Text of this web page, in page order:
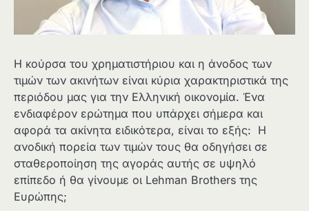
H κούρσα του χρηματιστήριου και η άνοδος των
τιμών των ακινήτων είναι κύρια χαρακτηριστικά της
περιόδου μας για την Ελληνική οικονομία. Ένα
ενδιαφέρον ερώτημα που υπάρχει σήμερα και
αφορά τα ακίνητα ειδικότερα, είναι το εξής: Η
ανοδική πορεία των τιμών τους θα οδηγήσει σε
σταθεροποίηση της αγοράς αυτής σε υψηλό
επίπεδο ή θα γίνουμε οι Lehman Brothers της
Ευρώπης;